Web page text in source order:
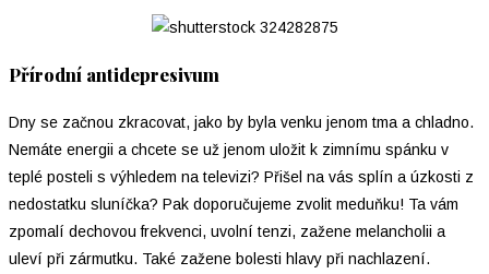
Přírodní antidepresivum
Dny se začnou zkracovat, jako by byla venku jenom tma a chladno.
Nemáte energii a chcete se už jenom uložit k zimnímu spánku v
teplé posteli s výhledem na televizi? Přišel na vás splín a úzkosti z
nedostatku sluníčka? Pak doporučujeme zvolit meduňku! Ta vám
zpomalí dechovou frekvenci, uvolní tenzi, zažene melancholii a
uleví při zármutku. Také zažene bolesti hlavy při nachlazení.